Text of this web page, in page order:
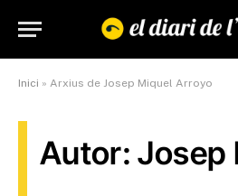
Inici » Arxius de Josep Miquel Arroyo
Autor: Josep